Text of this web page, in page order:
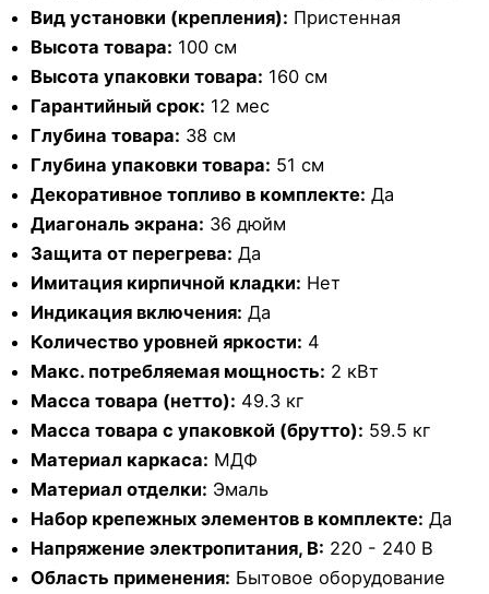
Вид установки (крепления): Пристенная
Высота товара: 100 см
Высота упаковки товара: 160 см
Гарантийный срок: 12 мес
Глубина товара: 38 см
Глубина упаковки товара: 51 см
Декоративное топливо в комплекте: Да
Диагональ экрана: 36 дюйм
Защита от перегрева: Да
Имитация кирпичной кладки: Нет
Индикация включения: Да
Количество уровней яркости: 4
Макс. потребляемая мощность: 2 кВт
Масса товара (нетто): 49.3 кг
Масса товара с упаковкой (брутто): 59.5 кг
Материал каркаса: МДФ
Материал отделки: Эмаль
Набор крепежных элементов в комплекте: Да
Напряжение электропитания, В: 220 - 240 В
Область применения: Бытовое оборудование